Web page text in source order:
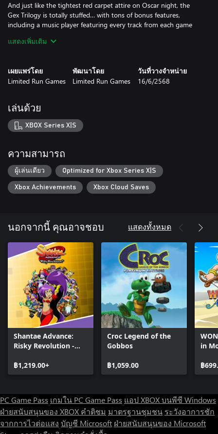
And just like the tightest red carpet attire on Oscar night, the
Gex Trilogy is totally stuffed… with tons of bonus features,
including a music player featuring every track from each game
filled with key art, a collection of classic TV commercials for the
แสดงเพิ่มเติม
เผยแพร่โดย
Limited Run Games
พัฒนาโดย
Limited Run Games
วันที่วางจำหน่าย
16/6/2568
เล่นด้วย
XBOX Series X|S
ความสามารถ
ผู้เล่นเดียว Optimized for Xbox Series X|S
Xbox Achievements Xbox Cloud Saves
นอกจากนี้ คุณอาจชอบ แสดงทั้งหมด
Shantae Advance:
Risky Revolution -
฿1,219.00+
Croc Legend of the
Gobbos
฿1,059.00
in
฿
PC Game Pass เกมใน PC Game Pass แอป XBOX บนพีซี Windows
ฝ่ายสนับสนุนของ XBOX คำติชม มาตรฐานชุมชน ระวังอาการชัก
จากการไวต่อแสง บัญชี Microsoft ฝ่ายสนับสนุนของ Microsoft